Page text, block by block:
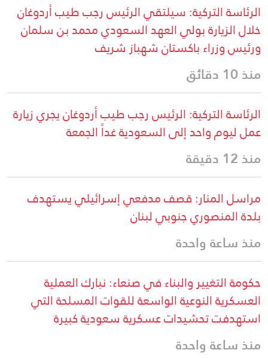
الرئاسة التركية: سيلتقي الرئيس رجب طيب أردوغان
خلال الزيارة بولي العهد السعودي محمد بن سلمان
ورئيس وزراء باكستان شهباز شريف
منذ 10 دقائق
الرئاسة التركية: الرئيس رجب طيب أردوغان يجري زيارة
عمل ليوم واحد إلى السعودية غداً الجمعة
منذ 12 دقيقة
مراسل المنار: قصف مدفعي إسرائيلي يستهدف
بلدة المنصوري جنوبي لبنان
منذ ساعة واحدة
حكومة التغيير والبناء في صنعاء: نبارك العملية
العسكرية النوعية الواسعة للقوات المسلحة التي
استهدفت تحشيدات عسكرية سعودية كبيرة
منذ ساعة واحدة